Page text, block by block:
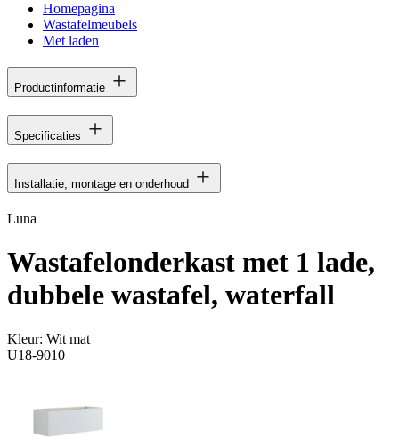
Homepagina
Wastafelmeubels
Met laden
Productinformatie
Specificaties
Installatie, montage en onderhoud
Luna
Wastafelonderkast met 1 lade,
dubbele wastafel, waterfall
Kleur: Wit mat
U18-9010